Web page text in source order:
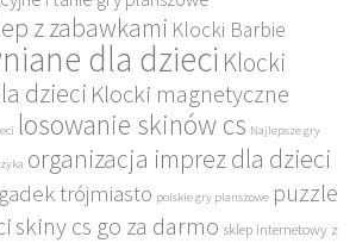
z zabawkami Klocki Barbie
dla dzieci Klocki
dzieci Klocki magnetyczne
losowanie skinów cs Najlepsze gry
organizacja imprez dla dzieci
trójmiasto polskie gry planszowe puzzle
skiny cs go za darmo sklep internetowy z